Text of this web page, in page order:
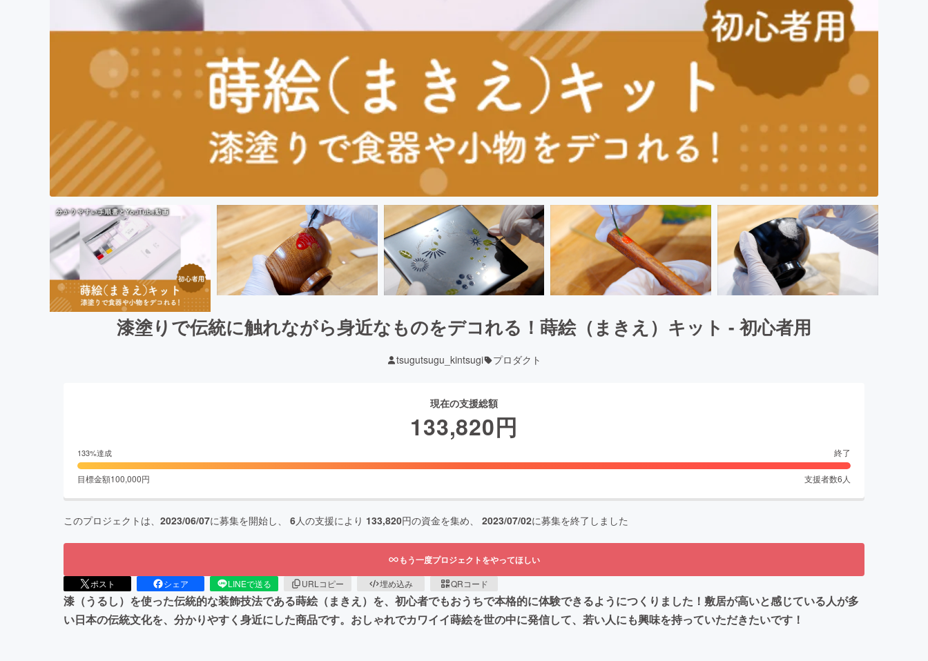
漆塗りで伝統に触れながら身近なものをデコれる！蒔絵（まきえ）キット - 初心者用
tsugutsugu_kintsugi プロダクト
現在の支援総額
133,820円
133%達成 終了
目標金額100,000円 支援者数6 人
このプロジェクトは、 2023/06/07に募集を開始し、 6人の支援により 133,820円の資金を集め、 2023/07/02に募集を終了しました
もう一度プロジェクトをやってほしい
ポスト シェア LINEで送る URLコピー 埋め込み QRコード
漆（うるし）を使った伝統的な装飾技法である蒔絵（まきえ）を、初心者でもおうちで本格的に体験できるようにつくりました！敷居が高いと感じている人が多
い日本の伝統文化を、分かりやすく身近にした商品です。おしゃれでカワイイ蒔絵を世の中に発信して、若い人にも興味を持っていただきたいです！